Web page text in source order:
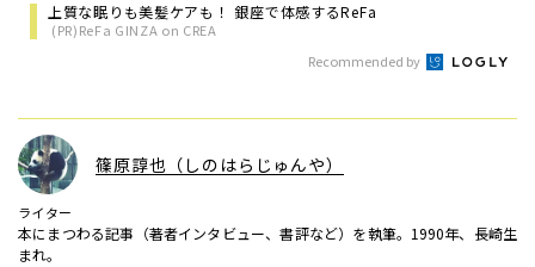
上質な眠りも美髪ケアも！ 銀座で体感するReFa
(PR)ReFa GINZA on CREA
Recommended by
篠原諄也（しのはらじゅんや）
ライター
本にまつわる記事（著者インタビュー、書評など）を執筆。1990年、長崎生
まれ。